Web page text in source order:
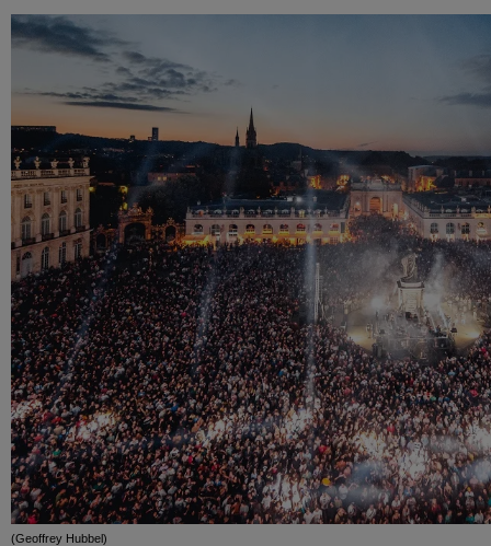
(Geoffrey Hubbel)